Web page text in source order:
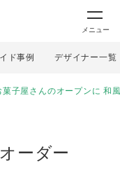
メニュー
ド事例 デザイナー一覧
菓子屋さんのオープンに 和
ーダー